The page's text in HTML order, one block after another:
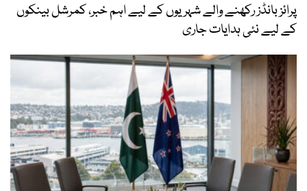
پرائز بانڈز رکھنے والے شہریوں کے لیے اہم خبر، کمرشل بینکوں
کے لیے نئی ہدایات جاری